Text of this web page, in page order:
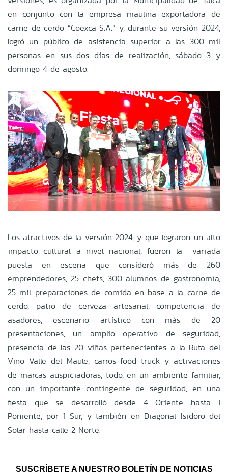
en conjunto con la empresa maulina exportadora de
carne de cerdo “Coexca S.A.” y, durante su versión 2024,
logró un público de asistencia superior a las 300 mil
personas en sus dos días de realización, sábado 3 y
domingo 4 de agosto.
Los atractivos de la versión 2024, y que lograron un alto
impacto cultural a nivel nacional, fueron la variada
puesta en escena que consideró más de 260
emprendedores, 25 chefs, 300 alumnos de gastronomía,
25 mil preparaciones de comida en base a la carne de
cerdo, patio de cerveza artesanal, competencia de
asadores, escenario artístico con más de 20
presentaciones, un amplio operativo de seguridad,
presencia de las 20 viñas pertenecientes a la Ruta del
Vino Valle del Maule, carros food truck y activaciones
de marcas auspiciadoras, todo, en un ambiente familiar,
con un importante contingente de seguridad, en una
fiesta que se desarrolló desde 4 Oriente hasta 1
Poniente, por 1 Sur, y también en Diagonal Isidoro del
Solar hasta calle 2 Norte.
SUSCRÍBETE A NUESTRO BOLETÍN DE NOTICIAS